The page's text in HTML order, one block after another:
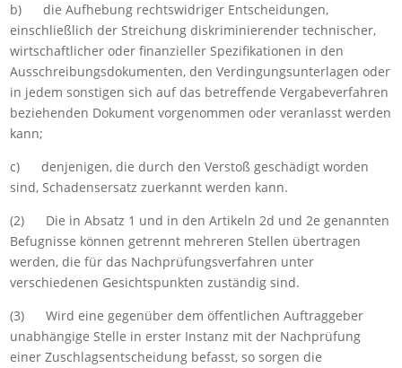
b) die Aufhebung rechtswidriger Entscheidungen,
einschließlich der Streichung diskriminierender technischer,
wirtschaftlicher oder finanzieller Spezifikationen in den
Ausschreibungsdokumenten, den Verdingungsunterlagen oder
in jedem sonstigen sich auf das betreffende Vergabeverfahren
beziehenden Dokument vorgenommen oder veranlasst werden
kann;
c) denjenigen, die durch den Verstoß geschädigt worden
sind, Schadensersatz zuerkannt werden kann.
(2) Die in Absatz 1 und in den Artikeln 2d und 2e genannten
Befugnisse können getrennt mehreren Stellen übertragen
werden, die für das Nachprüfungsverfahren unter
verschiedenen Gesichtspunkten zuständig sind.
(3) Wird eine gegenüber dem öffentlichen Auftraggeber
unabhängige Stelle in erster Instanz mit der Nachprüfung
einer Zuschlagsentscheidung befasst, so sorgen die